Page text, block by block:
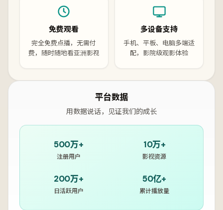
免费观看
完全免费点播，无需付
费，随时随地看亚洲影视
多设备支持
手机、平板、电脑多端适
配，影院级观影体验
平台数据
用数据说话，见证我们的成长
500万+
注册用户
10万+
影视资源
200万+
日活跃用户
50亿+
累计播放量